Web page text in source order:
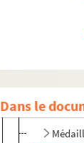
Dans le
Histoire
Ville de Saint-